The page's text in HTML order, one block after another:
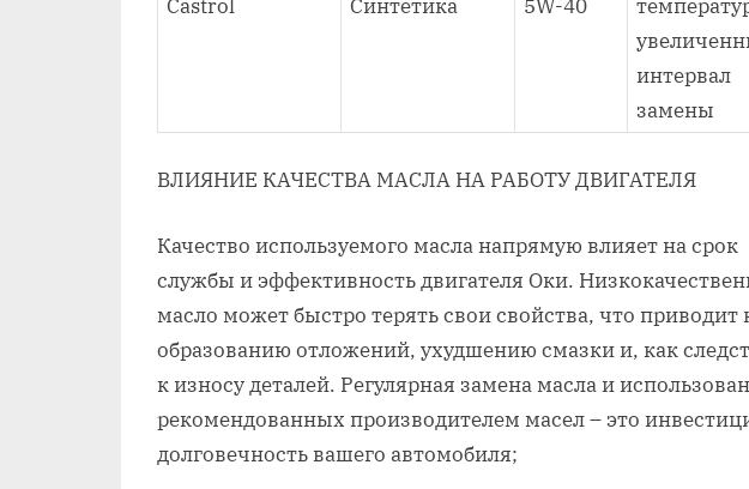
Castrol Синтетика 5W-40
интервал
замены
ВЛИЯНИЕ КАЧЕСТВА МАСЛА НА РАБОТУ ДВИГАТЕЛЯ
Качество используемого масла напрямую влияет на срок
службы и эффективность двигателя Оки.
масло может быстро терять свои свойства, что приводит
образованию отложений, ухудшению смазки и, как
к износу деталей. Регулярная замена масла и
рекомендованных производителем масел – это
долговечность вашего автомобиля;